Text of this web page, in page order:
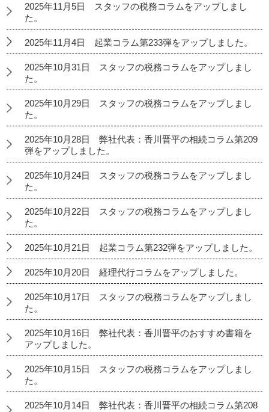
2025年11月5日 スタッフの税務コラムをアップしまし
た。
2025年11月4日 起業コラム第233弾をアップしました。
2025年10月31日 スタッフの税務コラムをアップしまし
た。
2025年10月29日 スタッフの税務コラムをアップしまし
た。
2025年10月28日 弊社代表：香川晋平の相続コラム第209
弾をアップしました。
2025年10月24日 スタッフの税務コラムをアップしまし
た。
2025年10月22日 スタッフの税務コラムをアップしまし
た。
2025年10月21日 起業コラム第232弾をアップしました。
2025年10月20日 経理代行コラムをアップしました。
2025年10月17日 スタッフの税務コラムをアップしまし
た。
2025年10月16日 弊社代表：香川晋平のおすすめ書籍を
アップしました。
2025年10月15日 スタッフの税務コラムをアップしまし
た。
2025年10月14日 弊社代表：香川晋平の相続コラム第208